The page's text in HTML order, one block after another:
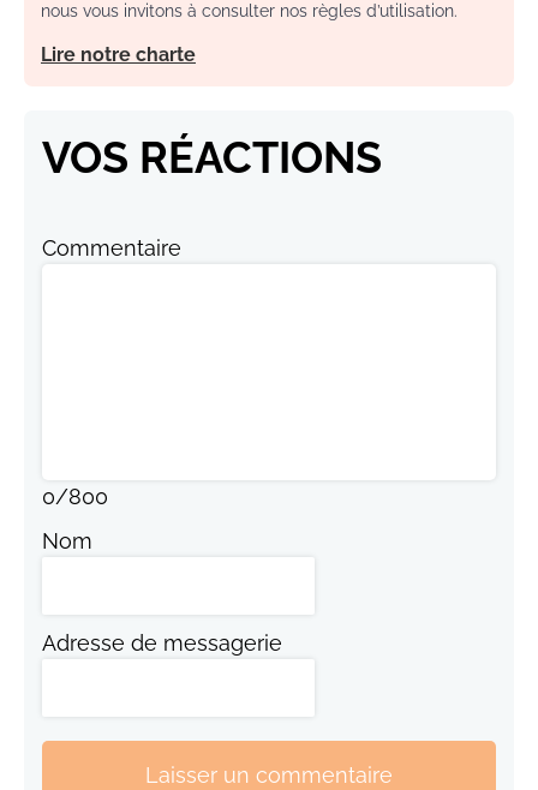
nous vous invitons à consulter nos règles d’utilisation.
Lire notre charte
VOS RÉACTIONS
Commentaire
0/800
Nom
Adresse de messagerie
Laisser un commentaire